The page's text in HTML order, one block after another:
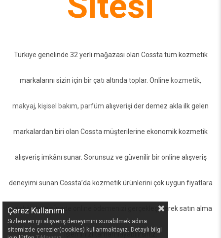
Türkiye genelinde 32 yerli mağazası olan Cossta tüm kozmetik
markalarını sizin için bir çatı altında toplar. Online kozmetik,
makyaj, kişisel bakım, parfüm alışverişi der demez akla ilk gelen
markalardan biri olan Cossta müşterilerine ekonomik kozmetik
alışveriş imkânı sunar. Sorunsuz ve güvenilir bir online alışveriş
deneyimi sunan Cossta’da kozmetik ürünlerini çok uygun fiyatlara
bulabilir, kısa sürede online ödemenizi gerçekleştirerek satın alma
işleminizi tamamlayabilirsiniz.
Çerez Kullanımı
Sizlere en iyi alışveriş deneyimini sunabilmek adına
sitemizde çerezler(cookies) kullanmaktayız. Detaylı bilgi